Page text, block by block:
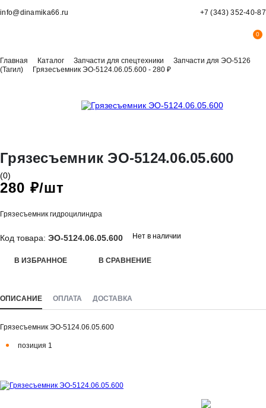
info@dinamika66.ru +7 (343) 352-40-87
0
Главная Каталог Запчасти для спецтехники
Запчасти для ЭО-5126
(Тагил)
Грязесъемник ЭО-5124.06.05.600 - 280 ₽
Грязесъемник ЭО-5124.06.05.600
(0)
280 ₽/шт
Грязесъемник гидроцилиндра
Код товара: ЭО-5124.06.05.600 Нет в наличии
В ИЗБРАННОЕ В СРАВНЕНИЕ
ОПИСАНИЕ ОПЛАТА ДОСТАВКА
Грязесъемник ЭО-5124.06.05.600
позиция 1